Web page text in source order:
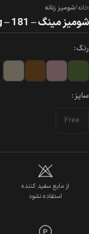
خانه شومیز زنانه
شومیز مینگ – Ming – 181
رنگ
سایز
Free
از مایع سفید کننده
استفاده نشود